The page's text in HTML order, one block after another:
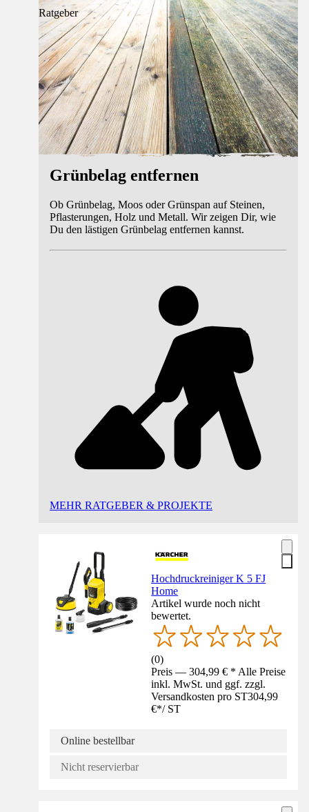
Ratgeber
Grünbelag entfernen
Ob Grünbelag, Moos oder Grünspan auf Steinen,
Pflasterungen, Holz und Metall. Wir zeigen Dir, wie
Du den lästigen Grünbelag entfernen kannst.
MEHR RATGEBER & PROJEKTE
Hochdruckreiniger K 5 FJ
Home
Artikel wurde noch nicht
bewertet.
(0)
Preis — 304,99 € * Alle Preise
inkl. MwSt. und ggf. zzgl.
Versandkosten pro ST304,99
€*/ ST
Online bestellbar
Nicht reservierbar